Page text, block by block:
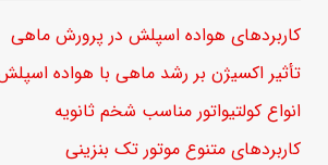
کاربردهای هواده اسپلش در پرورش ماهی
تأثیر اکسیژن بر رشد ماهی با هواده
انواع کولتیواتور مناسب شخم ثانویه
کاربردهای متنوع موتور تک بنزینی